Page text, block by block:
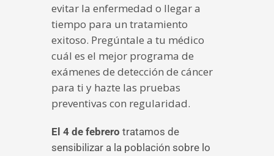
evitar la enfermedad o llegar a
tiempo para un tratamiento
exitoso. Pregúntale a tu médico
cuál es el mejor programa de
exámenes de detección de cáncer
para ti y hazte las pruebas
preventivas con regularidad.
El 4 de febrero tratamos de
sensibilizar a la población sobre lo